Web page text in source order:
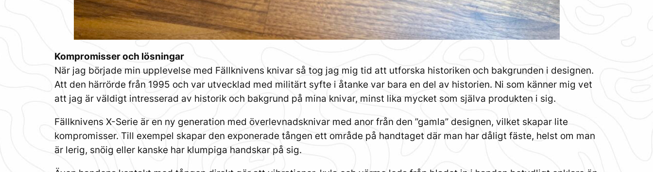
Kompromisser och lösningar
När jag började min upplevelse med Fällknivens knivar så tog jag mig tid att utforska historiken och bakgrunden i designen.
Att den härrörde från 1995 och var utvecklad med militärt syfte i åtanke var bara en del av historien. Ni som känner mig vet
att jag är väldigt intresserad av historik och bakgrund på mina knivar, minst lika mycket som själva produkten i sig.
Fällknivens X-Serie är en ny generation med överlevnadsknivar med anor från den ”gamla” designen, vilket skapar lite
kompromisser. Till exempel skapar den exponerade tången ett område på handtaget där man har dåligt fäste, helst om man
är lerig, snöig eller kanske har klumpiga handskar på sig.